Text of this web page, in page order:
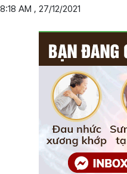
8:18 AM , 27/12/2021